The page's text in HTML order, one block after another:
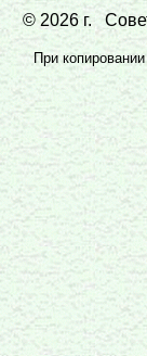
© 2026 г.
При копировании